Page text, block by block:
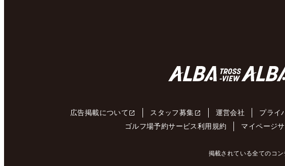
広告掲載について スタッフ募集 運営会社 プライ
ゴルフ場予約サービス利用規約
マイページ
掲載されている全てのコ